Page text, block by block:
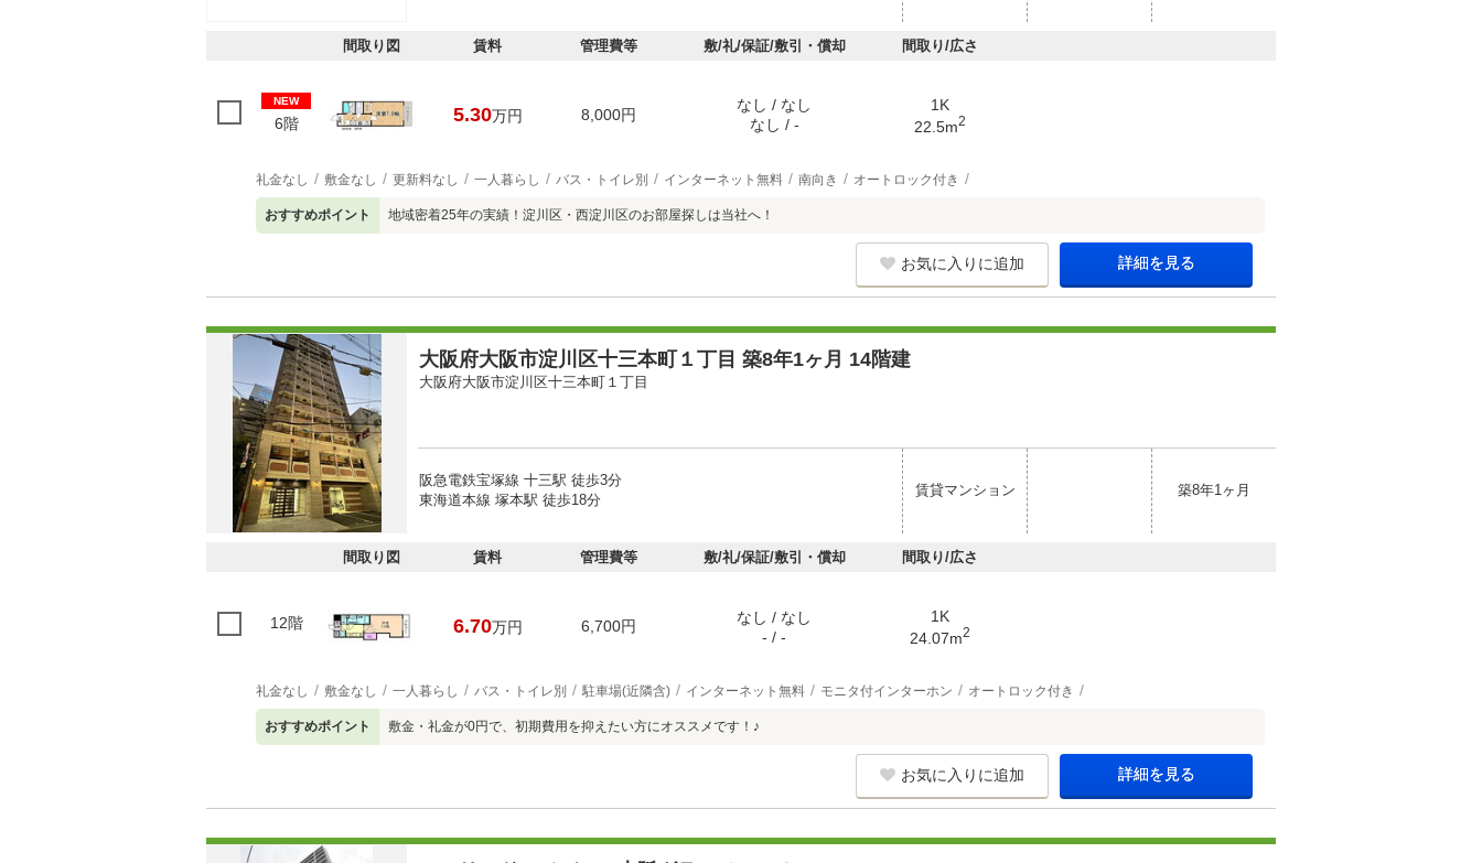
間取り図 賃料 管理費等 敷/礼/保証/敷引・償却 間取り/広さ
NEW
6階 5.30万円 8,000円
なし / なし
なし / -
1K
22.5m2
礼金なし 敷金なし 更新料なし 一人暮らし バス・トイレ別 インターネット無料 南向き オートロック付き
おすすめポイント 地域密着25年の実績！淀川区・西淀川区のお部屋探しは当社へ！
お気に入りに追加 詳細を見る
大阪府大阪市淀川区十三本町１丁目 築8年1ヶ月 14階建
大阪府大阪市淀川区十三本町１丁目
阪急電鉄宝塚線 十三駅 徒歩3分
東海道本線 塚本駅 徒歩18分
賃貸マンション 築8年1ヶ月
間取り図 賃料 管理費等 敷/礼/保証/敷引・償却 間取り/広さ
12階 6.70万円 6,700円
なし / なし
- / -
1K
24.07m2
礼金なし 敷金なし 一人暮らし バス・トイレ別 駐車場(近隣含) インターネット無料 モニタ付インターホン オートロック付き
おすすめポイント 敷金・礼金が0円で、初期費用を抑えたい方にオススメです！♪
お気に入りに追加 詳細を見る